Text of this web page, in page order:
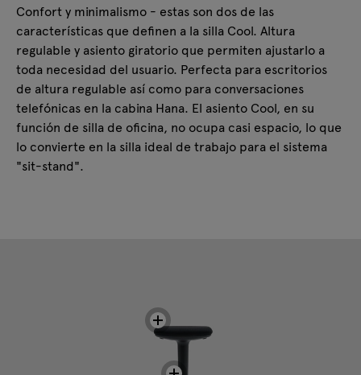
Confort y minimalismo - estas son dos de las
características que definen a la silla Cool. Altura
regulable y asiento giratorio que permiten ajustarlo a
toda necesidad del usuario. Perfecta para escritorios
de altura regulable así como para conversaciones
telefónicas en la cabina Hana. El asiento Cool, en su
función de silla de oficina, no ocupa casi espacio, lo que
lo convierte en la silla ideal de trabajo para el sistema
"sit-stand".